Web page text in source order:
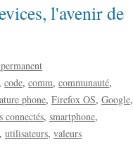
l'avenir de
code comm communauté
phone Firefox OS Google
connectés smartphone
utilisateurs valeurs